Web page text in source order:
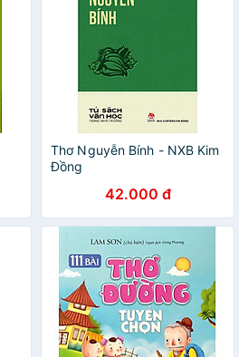
Thơ Nguyễn Bính - NXB Kim
Đồng
42.000 đ